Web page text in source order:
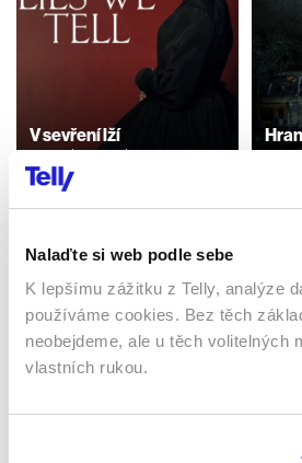
Nalaďte si web podle sebe
K lepšímu zážitku z Telly, analýze
používáme cookies. Bez těch
neobejdeme, ale u těch volitelných
vlastních rukou.
V sevření lží
Filmy / Ostatní / Drama /
Mysteriózní
Sledujte kdekoliv až
Sledovat internetovou televizi
po celé EU, a to až na 6